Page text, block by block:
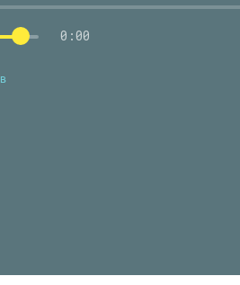
0:00